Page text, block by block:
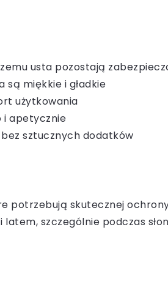
usta pozostają
są miękkie i gładkie
użytkowania
i apetycznie
sztucznych dodatków
potrzebują skutecznej
szczególnie podczas